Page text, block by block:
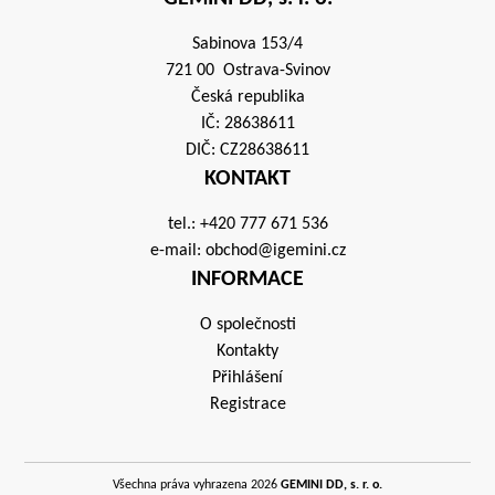
Sabinova 153/4
721 00 Ostrava-Svinov
Česká republika
IČ: 28638611
DIČ: CZ28638611
KONTAKT
tel.: +420 777 671 536
e-mail: obchod@igemini.cz
INFORMACE
O společnosti
Kontakty
Přihlášení
Registrace
Všechna práva vyhrazena 2026 GEMINI DD, s. r. o.